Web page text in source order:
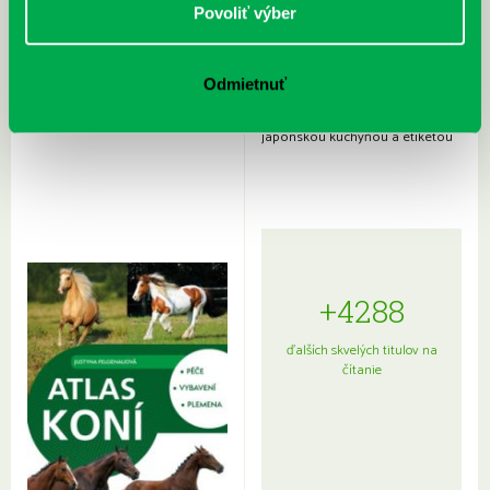
Povoliť výber
Odmietnuť
Rudź, Przemyslaw: Atlas hviezd:
Hardy, Paula: Japonsko na tanieri:
japonskou kuchyňou a etiketou
+4288
ďalších skvelých titulov na
čítanie